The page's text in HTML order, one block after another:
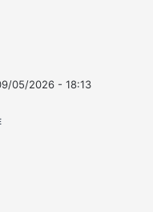
05/2026 - 18:13